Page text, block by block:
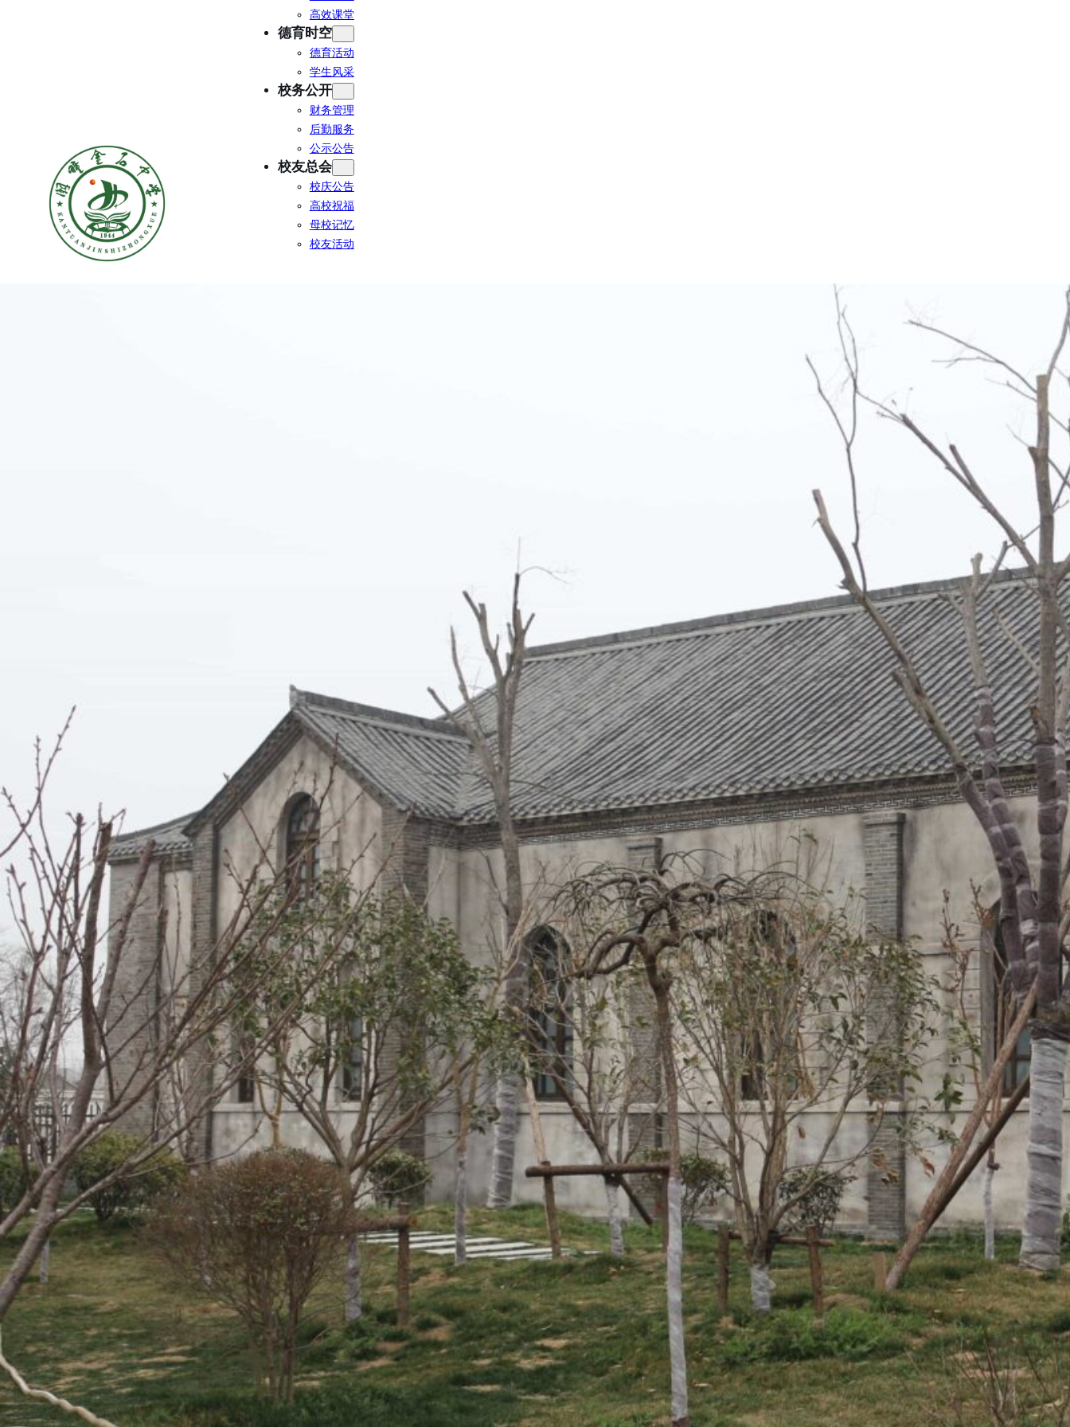
高效课堂
德育时空
德育活动
学生风采
校务公开
财务管理
后勤服务
公示公告
校友总会
校庆公告
高校祝福
母校记忆
校友活动